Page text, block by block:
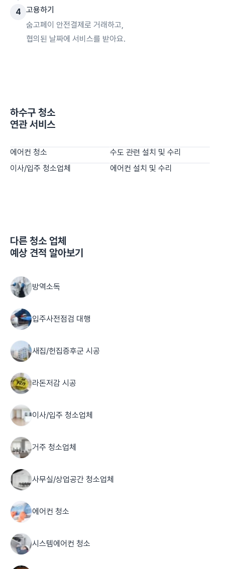
4 고용하기
숨고페이 안전결제로 거래하고,
협의된 날짜에 서비스를 받아요.
하수구 청소
연관 서비스
에어컨 청소
수도 관련 설치 및 수리
이사/입주 청소업체
에어컨 설치 및 수리
다른 청소 업체
예상 견적 알아보기
방역소독
입주사전점검 대행
새집/헌집증후군 시공
라돈저감 시공
이사/입주 청소업체
거주 청소업체
사무실/상업공간 청소업체
에어컨 청소
시스템에어컨 청소